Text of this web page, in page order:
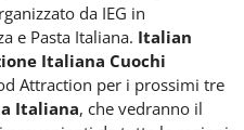
da IEG in
e Pasta Italiana. Italian
Italiana Cuochi
Attraction per i prossimi tre
Italiana, che vedranno il